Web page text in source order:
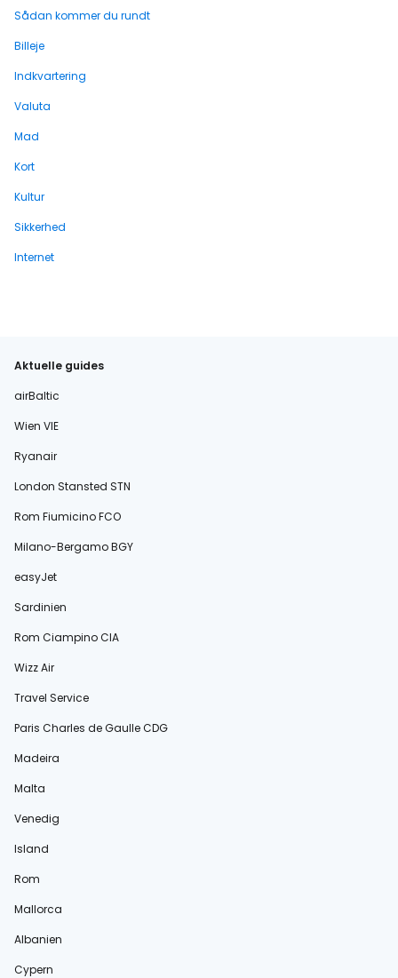
Sådan kommer du rundt
Billeje
Indkvartering
Valuta
Mad
Kort
Kultur
Sikkerhed
Internet
Aktuelle guides
airBaltic
Wien VIE
Ryanair
London Stansted STN
Rom Fiumicino FCO
Milano-Bergamo BGY
easyJet
Sardinien
Rom Ciampino CIA
Wizz Air
Travel Service
Paris Charles de Gaulle CDG
Madeira
Malta
Venedig
Island
Rom
Mallorca
Albanien
Cypern